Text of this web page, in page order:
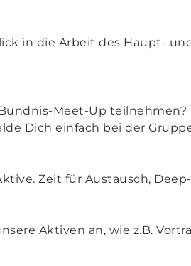
in die Arbeit des Haupt-
Meet-Up teilnehmen?
Dich einfach bei der
Zeit für Austausch,
Aktiven an, wie z.B.